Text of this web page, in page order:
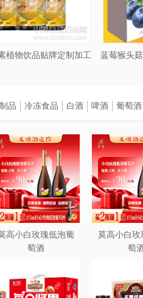
植物饮品贴牌定制加工
高小白玫瑰低泡葡
萄酒
莫高小白玫
萄
品 冷冻食品 白酒 啤酒 葡萄酒